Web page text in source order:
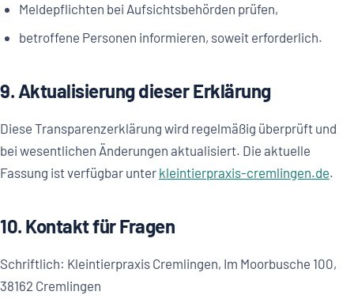
Meldepflichten bei Aufsichtsbehörden prüfen,
betroffene Personen informieren, soweit erforderlich.
9. Aktualisierung dieser Erklärung
Diese Transparenzerklärung wird regelmäßig überprüft und
bei wesentlichen Änderungen aktualisiert. Die aktuelle
Fassung ist verfügbar unter kleintierpraxis-cremlingen.de.
10. Kontakt für Fragen
Schriftlich: Kleintierpraxis Cremlingen, Im Moorbusche 100,
38162 Cremlingen